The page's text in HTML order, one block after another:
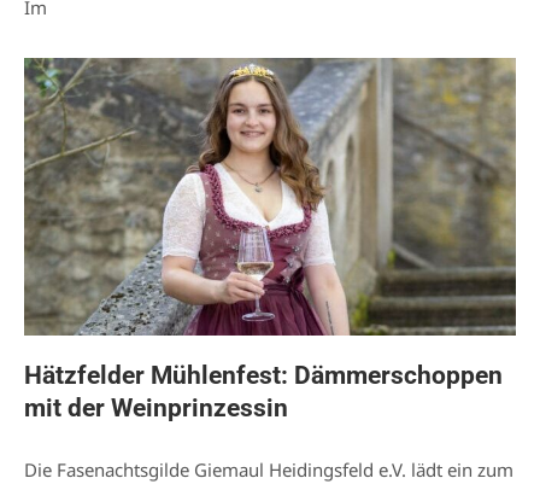
Im
Hätzfelder Mühlenfest: Dämmerschoppen
mit der Weinprinzessin
Die Fasenachtsgilde Giemaul Heidingsfeld e.V. lädt ein zum